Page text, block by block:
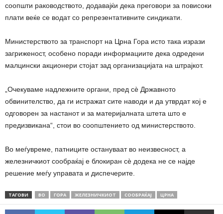
соопшти раководството, додавајќи дека преговори за повисоки
плати веќе се водат со репрезентативните синдикати.
Министерството за транспорт на Црна Гора исто така изрази
загриженост, особено поради информациите дека одредени
малцински акционери стојат зад организацијата на штрајкот.
„Очекуваме надлежните органи, пред сè Државното
обвинителство, да ги истражат сите наводи и да утврдат кој е
одговорен за настанот и за материјалната штета што е
предизвикана“, стои во соопштението од министерството.
Во меѓувреме, патниците остануваат во неизвесност, а
железничкиот сообраќај е блокиран сè додека не се најде
решение меѓу управата и диспечерите.
ТАГОВИ ВО ГОРА ЖЕЛЕЗНИЧКИОТ СООБРАЌАЈ ЦРНА